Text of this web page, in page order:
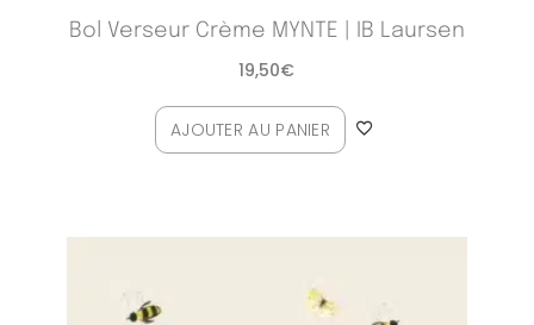
Bol Verseur Crème MYNTE | IB Laursen
19,50€
AJOUTER AU PANIER